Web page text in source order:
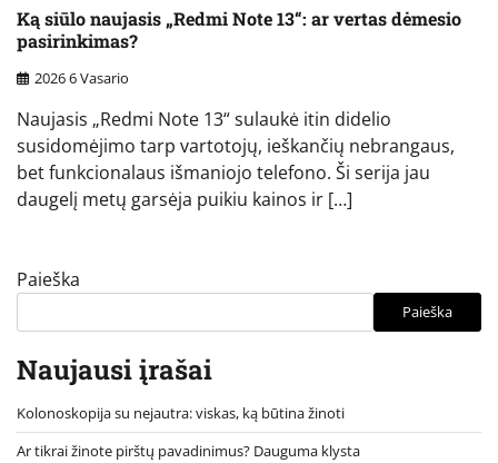
Ką siūlo naujasis „Redmi Note 13“: ar vertas dėmesio
pasirinkimas?
2026 6 Vasario
Naujasis „Redmi Note 13“ sulaukė itin didelio
susidomėjimo tarp vartotojų, ieškančių nebrangaus,
bet funkcionalaus išmaniojo telefono. Ši serija jau
daugelį metų garsėja puikiu kainos ir […]
Paieška
Paieška
Naujausi įrašai
Kolonoskopija su nejautra: viskas, ką būtina žinoti
Ar tikrai žinote pirštų pavadinimus? Dauguma klysta